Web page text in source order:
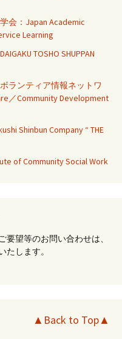
会：Japan Academic
Learning
TOSHO SHUPPAN
ランティア情報ネットワ
／Community Development
Shinbun Company “ THE
of Community Social Work
望等のお問い合わせは、
たします。
▲Back to Top▲